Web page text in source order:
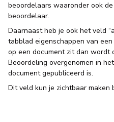
beoordelaars waaronder ook
beoordelaar.
Daarnaast heb je ook het veld
tabblad eigenschappen van
op een document zit dan wordt
Beoordeling overgenomen in
document gepubliceerd is.
Dit veld kun je zichtbaar maken